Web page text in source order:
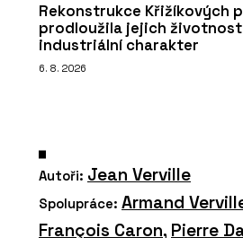
Rekonstrukce Křižíkových
prodloužila jejich životnost
industriální charakter
6. 8. 2026
Autoři: Jean Verville
Spolupráce: Armand
François Caron, Pierre